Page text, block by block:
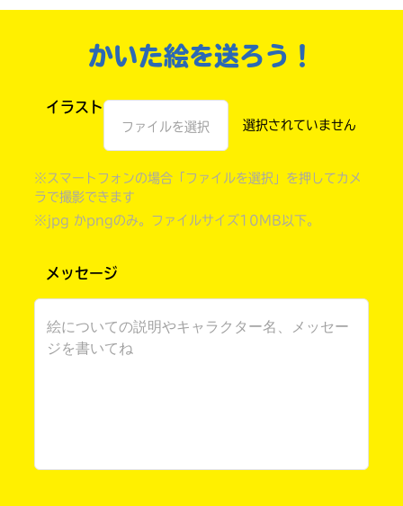
書店に届いた
みんなからのお手紙が
かいた絵を送ろう！
イラスト
ファイルを選択
※スマートフォンの場合「ファイルを選択」を押してカメ
ラで撮影できます
※jpg かpngのみ。ファイルサイズ10MB以下。
メッセージ